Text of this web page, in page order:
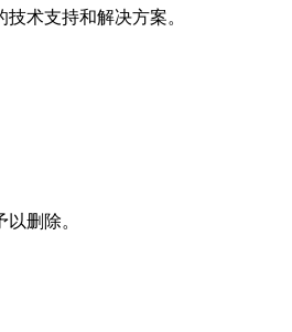
术支持和解决方案。
删除。